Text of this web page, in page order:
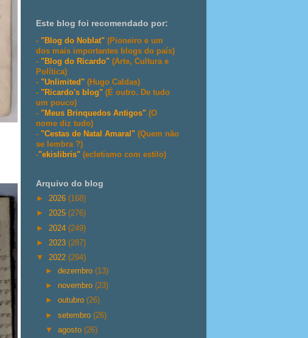
Este blog foi recomendado por:
- "Blog do Noblat" (Pioneiro e um
dos mais importantes blogs do país)
- "Blog do Ricardo" (Arte, Cultura e
Política)
- "Unlimited" (Hugo Caldas)
- "Ricardo's blog" (É outro. De tudo
um pouco)
- "Meus Brinquedos Antigos" (O
nome diz tudo)
- "Cestas de Natal Amaral" (Quem não
se lembra ?)
-"ekislibris" (ecletismo com estilo)
Arquivo do blog
► 2026 (168)
► 2025 (276)
► 2024 (249)
► 2023 (287)
▼ 2022 (294)
►dezembro(13)
► novembro(23)
►outubro(26)
►setembro(26)
▼agosto(26)